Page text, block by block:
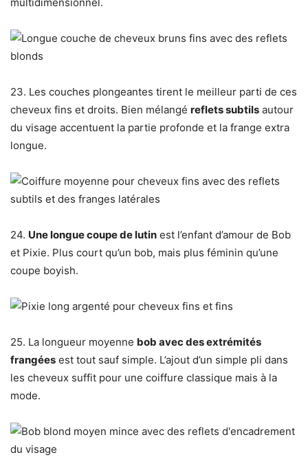
23. Les couches plongeantes tirent le meilleur parti de ces
cheveux fins et droits. Bien mélangé reflets subtils autour
du visage accentuent la partie profonde et la frange extra
longue.
24. Une longue coupe de lutin est l’enfant d’amour de Bob
et Pixie. Plus court qu’un bob, mais plus féminin qu’une
coupe boyish.
25. La longueur moyenne bob avec des extrémités
frangées est tout sauf simple. L’ajout d’un simple pli dans
les cheveux suffit pour une coiffure classique mais à la
mode.